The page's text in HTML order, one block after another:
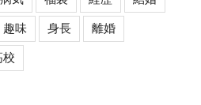
趣味 身長 離婚
校